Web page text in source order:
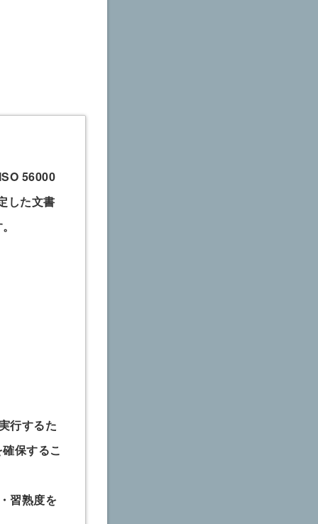
56000
した文書
行するた
保するこ
習熟度を